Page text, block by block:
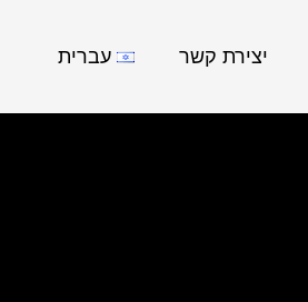
יצירת קשר עברית